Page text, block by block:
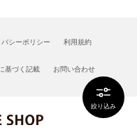
絞り込み
バシーポリシー 利用規約
基づく記載 お問い合わせ